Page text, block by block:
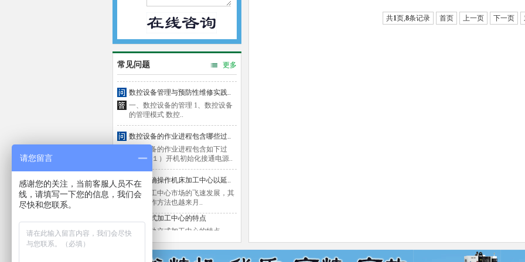
更多
常见问题
加工中心的质量好不好主要..
立式加工中心参数有哪些
加工中心的参数应该是每个加工中
心从业者最关注的问题，数..
数控设备管理与预防性维修实践..
一、数控设备的管理 1、数控设备
的管理模式 数控..
数控设备的作业进程包含哪些过..
数控设备的作业进程包含如下过
程： （１）开机初始化接通电源..
如何正确操作机床加工中心以延..
随着加工中心市场的飞速发展，其
正确操作方法也越来月..
一、硬轨立式加工中心的特点——
硬轨 对于硬轨，我们聊得..
共1页,8条记录 首页 上一页 下一页
请您留言
感谢您的关注，当前客服人员不在
线，请填写一下您的信息，我们会
尽快和您联系。